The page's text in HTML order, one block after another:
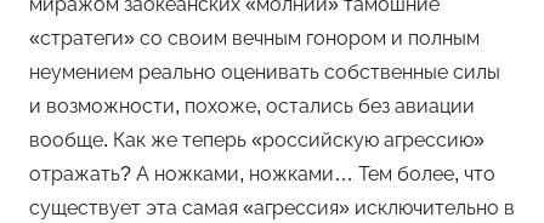
«стратеги» со своим вечным гонором и полным
неумением реально оценивать собственные силы
и возможности, похоже, остались без авиации
вообще. Как же теперь «российскую агрессию»
отражать? А ножками, ножками… Тем более, что
существует эта самая «агрессия» исключительно в